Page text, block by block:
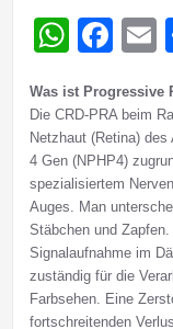
Was ist Progressive
Die CRD-PRA beim
Netzhaut (Retina)
4 Gen (NPHP4)
spezialisiertem
Auges. Man
Stäbchen und
Signalaufnahme im
zuständig für die
Farbsehen. Eine
fortschreitenden